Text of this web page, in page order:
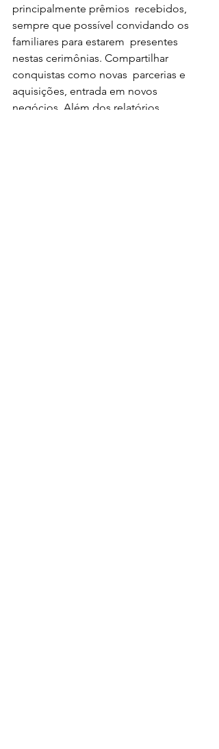
principalmente prêmios  recebidos,
sempre que possível convidando os
familiares para estarem  presentes
nestas cerimônias. Compartilhar
conquistas como novas  parcerias e
aquisições, entrada em novos
negócios. Além dos relatórios